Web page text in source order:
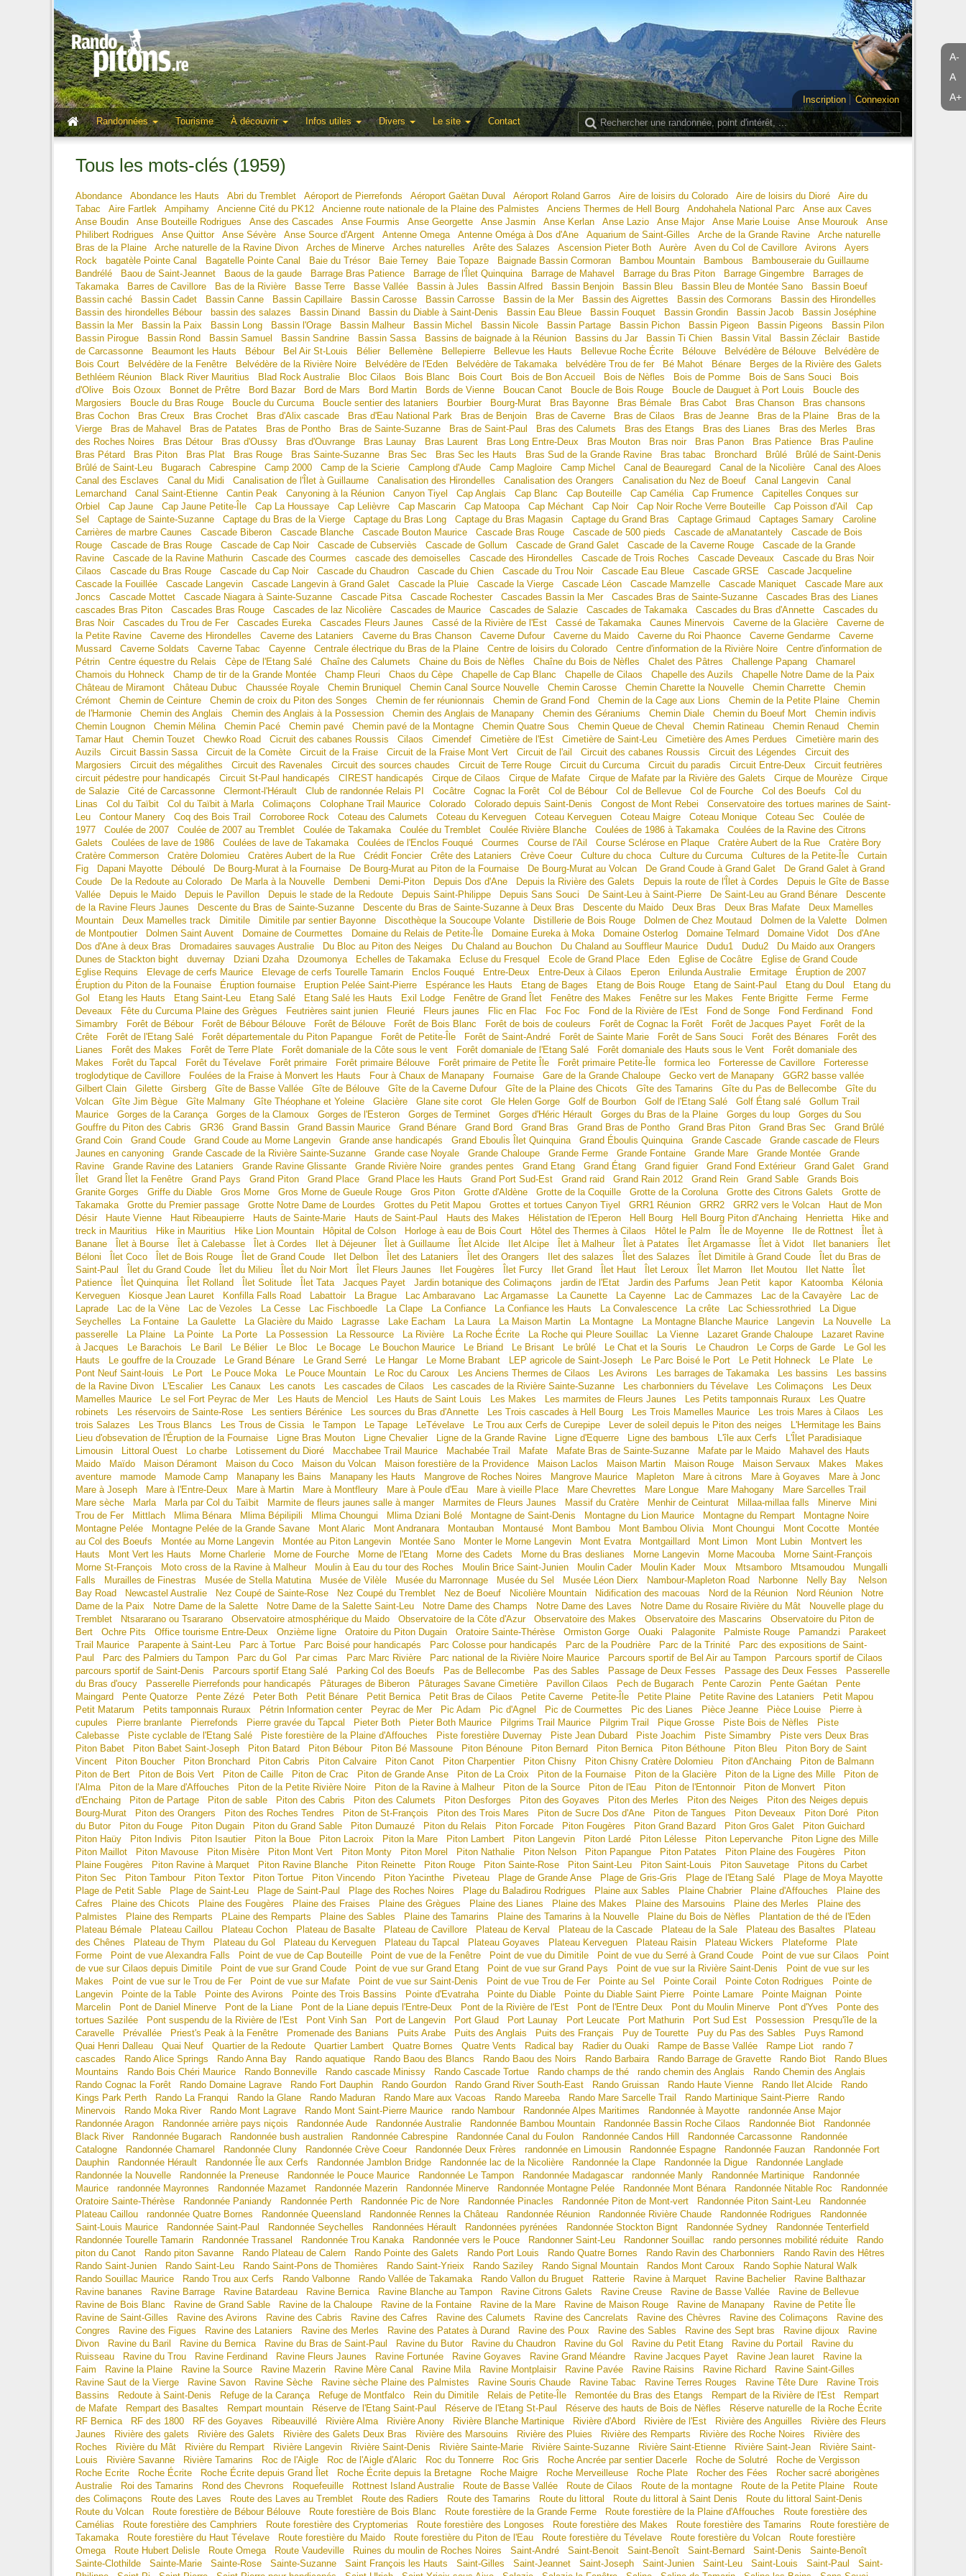
A-
A
A+
Inscription
Connexion
Randonnées
Tourisme À découvrir Infos utiles Divers Le site Contact
Tous les mots-clés (1959)
Abondance Abondance les Hauts Abri du Tremblet Aéroport de Pierrefonds Aéroport Gaëtan Duval Aéroport Roland Garros Aire de loisirs du Colorado Aire de loisirs du Dioré
Aire du
Tabac
Aire Fartlek Ampihamy Ancienne Cité du PK12 Ancienne route nationale de la Plaine des Palmistes Anciens Thermes de Hell Bourg Andohahela National Parc
Anse aux Caves
Anse Boudin
Anse Bouteille Rodrigues Anse des Cascades Anse Fourmis Anse Georgette Anse Jasmin Anse Kerlan Anse Lazio Anse Major Anse Marie Louise Anse Mourouk
Anse
Philibert Rodrigues
Anse Quittor Anse Sévère Anse Source d'Argent Antenne Omega Antenne Oméga à Dos d'Ane Aquarium de Saint-Gilles Arche de la Grande Ravine
Arche naturelle
Bras de la Plaine
Arche naturelle de la Ravine Divon Arches de Minerve Arches naturelles Arête des Salazes Ascension Pieter Both Aurère Aven du Col de Cavillore Avirons
Ayers
Rock
bagatèle Pointe Canal Bagatelle Pointe Canal Baie du Trésor Baie Terney Baie Topaze Baignade Bassin Cormoran Bambou Mountain Bambous
Bambouseraie du Guillaume
Bandrélé
Baou de Saint-Jeannet Baous de la gaude Barrage Bras Patience Barrage de l'Îlet Quinquina Barrage de Mahavel Barrage du Bras Piton Barrage Gingembre
Barrages de
Takamaka
Barres de Cavillore Bas de la Rivière Basse Terre Basse Vallée Bassin à Jules Bassin Alfred Bassin Benjoin Bassin Bleu Bassin Bleu de Montée Sano
Bassin Boeuf
Bassin caché
Bassin Cadet Bassin Canne Bassin Capillaire Bassin Carosse Bassin Carrosse Bassin de la Mer Bassin des Aigrettes Bassin des Cormorans
Bassin des Hirondelles
Bassin des hirondelles Bébour
bassin des salazes Bassin Dinand Bassin du Diable à Saint-Denis Bassin Eau Bleue Bassin Fouquet Bassin Grondin Bassin Jacob
Bassin Joséphine
Bassin la Mer
Bassin la Paix Bassin Long Bassin l'Orage Bassin Malheur Bassin Michel Bassin Nicole Bassin Partage Bassin Pichon Bassin Pigeon Bassin Pigeons
Bassin Pilon
Bassin Pirogue
Bassin Rond Bassin Samuel Bassin Sandrine Bassin Sassa Bassins de baignade à la Réunion Bassins du Jar Bassin Ti Chien Bassin Vital Bassin Zéclair
Bastide
de Carcassonne
Beaumont les Hauts Bébour Bel Air St-Louis Bélier Bellemène Bellepierre Bellevue les Hauts Bellevue Roche Écrite Bélouve Belvédère de Bélouve
Belvédère de
Bois Court
Belvédère de la Fenêtre Belvédère de la Rivière Noire Belvédère de l'Eden Belvédère de Takamaka belvédère Trou de fer Bé Mahot Bénare
Berges de la Rivière des Galets
Bethléem Réunion
Black River Mauritius Blad Rock Australie Bloc Cilaos Bois Blanc Bois Court Bois de Bon Accueil Bois de Nèfles Bois de Pomme Bois de Sans Souci
Bois
d'Olive
Bois Ozoux Bonnet de Prêtre Bord Bazar Bord de Mars Bord Martin Bords de Vienne Boucan Canot Boucle de Bois Rouge Boucle de Dauguet à Port Louis
Boucle des
Margosiers
Boucle du Bras Rouge Boucle du Curcuma Boucle sentier des lataniers Bourbier Bourg-Murat Bras Bayonne Bras Bémale Bras Cabot Bras Chanson
Bras chansons
Bras Cochon
Bras Creux Bras Crochet Bras d'Alix cascade Bras d'Eau National Park Bras de Benjoin Bras de Caverne Bras de Cilaos Bras de Jeanne Bras de la Plaine
Bras de la
Vierge
Bras de Mahavel Bras de Patates Bras de Pontho Bras de Sainte-Suzanne Bras de Saint-Paul Bras des Calumets Bras des Etangs Bras des Lianes Bras des Merles
Bras
des Roches Noires
Bras Détour Bras d'Oussy Bras d'Ouvrange Bras Launay Bras Laurent Bras Long Entre-Deux Bras Mouton Bras noir Bras Panon Bras Patience
Bras Pauline
Bras Pétard
Bras Piton Bras Plat Bras Rouge Bras Sainte-Suzanne Bras Sec Bras Sec les Hauts Bras Sud de la Grande Ravine Bras tabac Bronchard Brûlé
Brûlé de Saint-Denis
Brûlé de Saint-Leu
Bugarach Cabrespine Camp 2000 Camp de la Scierie Camplong d'Aude Camp Magloire Camp Michel Canal de Beauregard Canal de la Nicolière
Canal des Aloes
Canal des Esclaves
Canal du Midi Canalisation de l'Îlet à Guillaume Canalisation des Hirondelles Canalisation des Orangers Canalisation du Nez de Boeuf Canal Langevin
Canal
Lemarchand
Canal Saint-Etienne Cantin Peak Canyoning à la Réunion Canyon Tiyel Cap Anglais Cap Blanc Cap Bouteille Cap Camélia Cap Frumence
Capitelles Conques sur
Orbiel
Cap Jaune Cap Jaune Petite-Île Cap La Houssaye Cap Lelièvre Cap Mascarin Cap Matoopa Cap Méchant Cap Noir Cap Noir Roche Verre Bouteille Cap Poisson d'Ail
Cap
Sel
Captage de Sainte-Suzanne Captage du Bras de la Vierge Captage du Bras Long Captage du Bras Magasin Captage du Grand Bras Captage Grimaud Captages Samary
Caroline
Carrières de marbre Caunes
Cascade Biberon Cascade Blanche Cascade Bouton Maurice Cascade Bras Rouge Cascade de 500 pieds Cascade de aManatantely
Cascade de Bois
Rouge
Cascade de Bras Rouge Cascade de Cap Noir Cascade de Cubserviès Cascade de Gollum Cascade de Grand Galet Cascade de la Caverne Rouge
Cascade de la Grande
Ravine
Cascade de la Ravine Mathurin Cascade des Courmes cascade des demoiselles Cascade des Hirondelles Cascade de Trois Roches Cascade Deveaux
Cascade du Bras Noir
Cilaos
Cascade du Bras Rouge Cascade du Cap Noir Cascade du Chaudron Cascade du Chien Cascade du Trou Noir Cascade Eau Bleue Cascade GRSE
Cascade Jacqueline
Cascade la Fouillée
Cascade Langevin Cascade Langevin à Grand Galet Cascade la Pluie Cascade la Vierge Cascade Léon Cascade Mamzelle Cascade Maniquet
Cascade Mare aux
Joncs
Cascade Mottet Cascade Niagara à Sainte-Suzanne Cascade Pitsa Cascade Rochester Cascades Bassin la Mer Cascades Bras de Sainte-Suzanne
Cascades Bras des Lianes
cascades Bras Piton
Cascades Bras Rouge Cascades de laz Nicolière Cascades de Maurice Cascades de Salazie Cascades de Takamaka Cascades du Bras d'Annette
Cascades du
Bras Noir
Cascades du Trou de Fer Cascades Eureka Cascades Fleurs Jaunes Cassé de la Rivière de l'Est Cassé de Takamaka Caunes Minervois Caverne de la Glacière
Caverne de
la Petite Ravine
Caverne des Hirondelles Caverne des Lataniers Caverne du Bras Chanson Caverne Dufour Caverne du Maido Caverne du Roi Phaonce Caverne Gendarme
Caverne
Mussard
Caverne Soldats Caverne Tabac Cayenne Centrale électrique du Bras de la Plaine Centre de loisirs du Colorado Centre d'information de la Rivière Noire
Centre d'information de
Pétrin
Centre équestre du Relais Cèpe de l'Etang Salé Chaîne des Calumets Chaine du Bois de Nèfles Chaîne du Bois de Nèfles Chalet des Pâtres Challenge Papang
Chamarel
Chamois du Hohneck
Champ de tir de la Grande Montée Champ Fleuri Chaos du Cèpe Chapelle de Cap Blanc Chapelle de Cilaos Chapelle des Auzils
Chapelle Notre Dame de la Paix
Château de Miramont
Château Dubuc Chaussée Royale Chemin Bruniquel Chemin Canal Source Nouvelle Chemin Carosse Chemin Charette la Nouvelle Chemin Charrette
Chemin
Crémont
Chemin de Ceinture Chemin de croix du Piton des Songes Chemin de fer réunionnais Chemin de Grand Fond Chemin de la Cage aux Lions Chemin de la Petite Plaine
Chemin
de l'Harmonie
Chemin des Anglais Chemin des Anglais à la Possession Chemin des Anglais de Manapany Chemin des Géraniums Chemin Diale Chemin du Boeuf Mort
Chemin indivis
Chemin Lougnon
Chemin Mélina Chemin Pacé Chemin pavé Chemin pavé de la Montagne Chemin Quatre Sous Chemin Queue de Cheval Chemin Ratineau Chemin Renaud
Chemin
Tamar Haut
Chemin Touzet Chewko Road Cicruit des cabanes Roussis Cilaos Cimendef Cimetière de l'Est Cimetière de Saint-Leu Cimetière des Ames Perdues
Cimetière marin des
Auzils
Circuit Bassin Sassa Circuit de la Comète Circuit de la Fraise Circuit de la Fraise Mont Vert Circuit de l'ail Circuit des cabanes Roussis Circuit des Légendes
Circuit des
Margosiers
Circuit des mégalithes Circuit des Ravenales Circuit des sources chaudes Circuit de Terre Rouge Circuit du Curcuma Circuit du paradis Circuit Entre-Deux
Circuit feutrières
circuit pédestre pour handicapés
Circuit St-Paul handicapés CIREST handicapés Cirque de Cilaos Cirque de Mafate Cirque de Mafate par la Rivière des Galets Cirque de Mourèze
Cirque
de Salazie
Cité de Carcassonne Clermont-l'Hérault Club de randonnée Relais PI Cocâtre Cognac la Forêt Col de Bébour Col de Bellevue Col de Fourche Col des Boeufs
Col du
Linas
Col du Taïbit Col du Taïbit à Marla Colimaçons Colophane Trail Maurice Colorado Colorado depuis Saint-Denis Congost de Mont Rebei
Conservatoire des tortues marines de Saint-
Leu
Contour Manery Coq des Bois Trail Corroboree Rock Coteau des Calumets Coteau du Kerveguen Coteau Kerveguen Coteau Maigre Coteau Monique Coteau Sec
Coulée de
1977
Coulée de 2007 Coulée de 2007 au Tremblet Coulée de Takamaka Coulée du Tremblet Coulée Rivière Blanche Coulées de 1986 à Takamaka
Coulées de la Ravine des Citrons
Galets
Coulées de lave de 1986 Coulées de lave de Takamaka Coulées de l'Enclos Fouqué Courmes Course de l'Ail Course Sclérose en Plaque Cratère Aubert de la Rue
Cratère Bory
Cratère Commerson
Cratère Dolomieu Cratères Aubert de la Rue Crédit Foncier Crête des Lataniers Crève Coeur Culture du choca Culture du Curcuma Cultures de la Petite-Île
Curtain
Fig
Dapani Mayotte Déboulé De Bourg-Murat à la Fournaise De Bourg-Murat au Piton de la Fournaise De Bourg-Murat au Volcan De Grand Coude à Grand Galet
De Grand Galet à Grand
Coude
De la Redoute au Colorado De Marla à la Nouvelle Dembeni Demi-Piton Depuis Dos d'Ane Depuis la Rivière des Galets Depuis la route de l'Îlet à Cordes
Depuis le Gîte de Basse
Vallée
Depuis le Maido Depuis le Pavillon Depuis le stade de la Redoute Depuis Saint-Philippe Depuis Sans Souci De Saint-Leu à Saint-Pierre De Saint-Leu au Grand Bénare
Descente
de la Ravine Fleurs Jaunes
Descente du Bras de Sainte-Suzanne Descente du Bras de Sainte-Suzanne à Deux Bras Descente du Maido Deux Bras Deux Bras Mafate
Deux Mamelles
Mountain
Deux Mamelles track Dimitile Dimitile par sentier Bayonne Discothèque la Soucoupe Volante Distillerie de Bois Rouge Dolmen de Chez Moutaud Dolmen de la Valette
Dolmen
de Montpoutier
Dolmen Saint Auvent Domaine de Courmettes Domaine du Relais de Petite-Île Domaine Eureka à Moka Domaine Osterlog Domaine Telmard Domaine Vidot
Dos d'Ane
Dos d'Ane à deux Bras
Dromadaires sauvages Australie Du Bloc au Piton des Neiges Du Chaland au Bouchon Du Chaland au Souffleur Maurice Dudu1 Dudu2
Du Maido aux Orangers
Dunes de Stackton bight
duvernay Dziani Dzaha Dzoumonya Echelles de Takamaka Ecluse du Fresquel Ecole de Grand Place Eden Eglise de Cocâtre
Eglise de Grand Coude
Eglise Requins
Elevage de cerfs Maurice Elevage de cerfs Tourelle Tamarin Enclos Fouqué Entre-Deux Entre-Deux à Cilaos Eperon Erilunda Australie Ermitage
Éruption de 2007
Éruption du Piton de la Founaise
Éruption fournaise Eruption Pelée Saint-Pierre Espérance les Hauts Etang de Bages Etang de Bois Rouge Etang de Saint-Paul Etang du Doul
Etang du
Gol
Etang les Hauts Etang Saint-Leu Etang Salé Etang Salé les Hauts Exil Lodge Fenêtre de Grand Îlet Fenêtre des Makes Fenêtre sur les Makes Fente Brigitte Ferme
Ferme
Deveaux
Fête du Curcuma Plaine des Grègues Feutrières saint junien Fleurié Fleurs jaunes Flic en Flac Foc Foc Fond de la Rivière de l'Est Fond de Songe Fond Ferdinand
Fond
Simambry
Forêt de Bébour Forêt de Bébour Bélouve Forêt de Bélouve Forêt de Bois Blanc Forêt de bois de couleurs Forêt de Cognac la Forêt Forêt de Jacques Payet
Forêt de la
Crête
Forêt de l'Etang Salé Forêt départementale du Piton Papangue Forêt de Petite-Île Forêt de Saint-André Forêt de Sainte Marie Forêt de Sans Souci Forêt des Bénares
Forêt des
Lianes
Forêt des Makes Forêt de Terre Plate Forêt domaniale de la Côte sous le vent Forêt domaniale de l'Etang Salé Forêt domaniale des Hauts sous le Vent
Forêt domaniale des
Makes
Forêt du Tapcal Forêt du Tévelave Forêt primaire Forêt primaire Bélouve Forêt primaire de Petite Île Forêt primaire Petite-Île formica leo Forteresse de Cavillore
Forteresse
troglodytique de Cavillore
Foulées de la Fraise à Monvert les Hauts Four à Chaux de Manapany Fournaise Gare de la Grande Chaloupe Gecko vert de Manapany
GGR2 basse vallée
Gilbert Clain
Gilette Girsberg Gîte de Basse Vallée Gîte de Bélouve Gîte de la Caverne Dufour Gîte de la Plaine des Chicots Gîte des Tamarins Gîte du Pas de Bellecombe
Gîte du
Volcan
Gîte Jim Bègue Gîte Malmany Gîte Théophane et Yoleine Glacière Glane site corot Gle Helen Gorge Golf de Bourbon Golf de l'Etang Salé Golf Étang salé
Gollum Trail
Maurice
Gorges de la Carança Gorges de la Clamoux Gorges de l'Esteron Gorges de Terminet Gorges d'Héric Hérault Gorges du Bras de la Plaine Gorges du loup
Gorges du Sou
Gouffre du Piton des Cabris
GR36 Grand Bassin Grand Bassin Maurice Grand Bénare Grand Bord Grand Bras Grand Bras de Pontho Grand Bras Piton Grand Bras Sec
Grand Brûlé
Grand Coin
Grand Coude Grand Coude au Morne Langevin Grande anse handicapés Grand Eboulis Îlet Quinquina Grand Éboulis Quinquina Grande Cascade
Grande cascade de Fleurs
Jaunes en canyoning
Grande Cascade de la Rivière Sainte-Suzanne Grande case Noyale Grande Chaloupe Grande Ferme Grande Fontaine Grande Mare Grande Montée
Grande
Ravine
Grande Ravine des Lataniers Grande Ravine Glissante Grande Rivière Noire grandes pentes Grand Etang Grand Étang Grand figuier Grand Fond Extérieur Grand Galet
Grand
Îlet
Grand Îlet la Fenêtre Grand Pays Grand Piton Grand Place Grand Place les Hauts Grand Port Sud-Est Grand raid Grand Rain 2012 Grand Rein Grand Sable
Grands Bois
Granite Gorges
Griffe du Diable Gros Morne Gros Morne de Gueule Rouge Gros Piton Grotte d'Aldène Grotte de la Coquille Grotte de la Coroluna Grotte des Citrons Galets
Grotte de
Takamaka
Grotte du Premier passage Grotte Notre Dame de Lourdes Grottes du Petit Mapou Grottes et tortues Canyon Tiyel GRR1 Réunion GRR2 GRR2 vers le Volcan
Haut de Mon
Désir
Haute Vienne Haut Ribeaupierre Hauts de Sainte-Marie Hauts de Saint-Paul Hauts des Makes Hélistation de l'Eperon Hell Bourg Hell Bourg Piton d'Anchaing Henrietta
Hike and
treck in Mauritius
Hike in Mauritius Hike Lion Mountain Hôpital de Colson Horloge à eau de Bois Court Hôtel des Thermes à Cilaos Hôtel le Palm Île de Moyenne Ile de Rottnest
Îlet à
Banane
Îlet à Bourse Îlet à Calebasse Îlet à Cordes Ilet à Déjeuner Îlet à Guillaume Îlet Alcide Ilet Alcipe Îlet à Malheur Îlet à Patates Îlet Argamasse Îlet à Vidot Ilet bananiers
Îlet
Béloni
Îlet Coco Îlet de Bois Rouge Îlet de Grand Coude Ilet Delbon Îlet des Lataniers Îlet des Orangers Ilet des salazes Îlet des Salazes Îlet Dimitile à Grand Coude
Îlet du Bras de
Saint-Paul
Îlet du Grand Coude Îlet du Milieu Îlet du Noir Mort Îlet Fleurs Jaunes Ilet Fougères Îlet Furcy Ilet Grand Îlet Haut Îlet Leroux Îlet Marron Ilet Moutou Ilet Natte
Îlet
Patience
Îlet Quinquina Îlet Rolland Îlet Solitude Îlet Tata Jacques Payet Jardin botanique des Colimaçons jardin de l'Etat Jardin des Parfums Jean Petit kapor Katoomba
Kélonia
Kerveguen
Kiosque Jean Lauret Konfilla Falls Road Labattoir La Brague Lac Ambaravano Lac Argamasse La Caunette La Cayenne Lac de Cammazes Lac de la Cavayère
Lac de
Laprade
Lac de la Vène Lac de Vezoles La Cesse Lac Fischboedle La Clape La Confiance La Confiance les Hauts La Convalescence La crête Lac Schiessrothried
La Digue
Seychelles
La Fontaine La Gaulette La Glacière du Maido Lagrasse Lake Eacham La Laura La Maison Martin La Montagne La Montagne Blanche Maurice Langevin La Nouvelle
La
passerelle
La Plaine La Pointe La Porte La Possession La Ressource La Rivière La Roche Écrite La Roche qui Pleure Souillac La Vienne Lazaret Grande Chaloupe
Lazaret Ravine
à Jacques
Le Barachois Le Baril Le Bélier Le Bloc Le Bocage Le Bouchon Maurice Le Briand Le Brisant Le brûlé Le Chat et la Souris Le Chaudron Le Corps de Garde
Le Gol les
Hauts
Le gouffre de la Crouzade Le Grand Bénare Le Grand Serré Le Hangar Le Morne Brabant LEP agricole de Saint-Joseph Le Parc Boisé le Port Le Petit Hohneck Le Plate
Le
Pont Neuf Saint-louis
Le Port Le Pouce Moka Le Pouce Mountain Le Roc du Caroux Les Anciens Thermes de Cilaos Les Avirons Les barrages de Takamaka Les bassins
Les bassins
de la Ravine Divon
L'Escalier Les Canaux Les canots Les cascades de Cilaos Les cascades de la Rivière Sainte-Suzanne Les charbonniers du Tévelave Les Colimaçons
Les Deux
Mamelles Maurice
Le sel Fort Peyrac de Mer Les Hauts de Menciol Les Hauts de Saint Louis Les Makes Les marmites de Fleurs Jaunes Les Petits tamponnais Ruraux
Les Quatre
robinets
Les réservoirs de Sainte-Rose Les sentiers Bérénice Les sources du Bras d'Annette Les Trois cascades à Hell Bourg Les Trois Mamelles Maurice Les trois Mares à Cilaos
Les
trois Salazes
Les Trous Blancs Les Trous de Cissia le Tampon Le Tapage LeTévelave Le Trou aux Cerfs de Curepipe Lever de soleil depuis le Piton des neiges
L'Hermitage les Bains
Lieu d'obsevation de l'Éruption de la Fournaise
Ligne Bras Mouton Ligne Chevalier Ligne de la Grande Ravine Ligne d'Equerre Ligne des bambous L'île aux Cerfs
L'Îlet Paradisiaque
Limousin
Littoral Ouest Lo charbe Lotissement du Dioré Macchabee Trail Maurice Machabée Trail Mafate Mafate Bras de Sainte-Suzanne Mafate par le Maido
Mahavel des Hauts
Maido
Maïdo Maison Déramont Maison du Coco Maison du Volcan Maison forestière de la Providence Maison Laclos Maison Martin Maison Rouge Maison Servaux Makes
Makes
aventure
mamode Mamode Camp Manapany les Bains Manapany les Hauts Mangrove de Roches Noires Mangrove Maurice Mapleton Mare à citrons Mare à Goyaves
Mare à Jonc
Mare à Joseph
Mare à l'Entre-Deux Mare à Martin Mare à Montfleury Mare à Poule d'Eau Mare à vieille Place Mare Chevrettes Mare Longue Mare Mahogany
Mare Sarcelles Trail
Mare sèche
Marla Marla par Col du Taïbit Marmite de fleurs jaunes salle à manger Marmites de Fleurs Jaunes Massif du Cratère Menhir de Ceinturat Millaa-millaa falls Minerve
Mini
Trou de Fer
Mittlach Mlima Bénara Mlima Bépilipili Mlima Choungui Mlima Dziani Bolé Montagne de Saint-Denis Montagne du Lion Maurice Montagne du Rempart
Montagne Noire
Montagne Pelée
Montagne Pelée de la Grande Savane Mont Alaric Mont Andranara Montauban Montausé Mont Bambou Mont Bambou Olivia Mont Choungui Mont Cocotte
Montée
au Col des Boeufs
Montée au Morne Langevin Montée au Piton Langevin Montée Sano Monter le Morne Langevin Mont Evatra Montgaillard Mont Limon Mont Lubin
Montvert les
Hauts
Mont Vert les Hauts Morne Charlerie Morne de Fourche Morne de l'Etang Morne des Cadets Morne du Bras deslianes Morne Langevin Morne Macouba
Morne Saint-François
Morne St-François
Moto cross de la Ravine à Malheur Moulin à Eau du tour des Roches Moulin Brice Saint-Junien Moulin Cader Moulin Kader Moux Mtsamboro Mtsamoudou
Mungalli
Falls
Murailles de Finestras Musée de Stella Matutina Musée de Vilèle Musée du Marronnage Musée du Sel Musée Léon Dierx Nambour-Mapleton Road Narbonne Nelly Bay
Nelson
Bay Road
Newcastel Australie Nez Coupé de Sainte-Rose Nez Coupé du Tremblet Nez de Boeuf Nicolière Mountain Nidification des macouas Nord de la Réunion Nord Réunion
Notre
Dame de la Paix
Notre Dame de la Salette Notre Dame de la Salette Saint-Leu Notre Dame des Champs Notre Dame des Laves Notre Dame du Rosaire Rivière du Mât
Nouvelle plage du
Tremblet
Ntsararano ou Tsararano Observatoire atmosphérique du Maido Observatoire de la Côte d'Azur Observatoire des Makes Observatoire des Mascarins
Observatoire du Piton de
Bert
Ochre Pits Office tourisme Entre-Deux Onzième ligne Oratoire du Piton Dugain Oratoire Sainte-Thérèse Ormiston Gorge Ouaki Palagonite Palmiste Rouge Pamandzi
Parakeet
Trail Maurice
Parapente à Saint-Leu Parc à Tortue Parc Boisé pour handicapés Parc Colosse pour handicapés Parc de la Poudrière Parc de la Trinité
Parc des expositions de Saint-
Paul
Parc des Palmiers du Tampon Parc du Gol Par cimas Parc Marc Rivière Parc national de la Rivière Noire Maurice Parcours sportif de Bel Air au Tampon
Parcours sportif de Cilaos
parcours sportif de Saint-Denis
Parcours sportif Etang Salé Parking Col des Boeufs Pas de Bellecombe Pas des Sables Passage de Deux Fesses Passage des Deux Fesses
Passerelle
du Bras d'oucy
Passerelle Pierrefonds pour handicapés Pâturages de Biberon Pâturages Savane Cimetière Pavillon Cilaos Pech de Bugarach Pente Carozin Pente Gaétan
Pente
Maingard
Pente Quatorze Pente Zézé Peter Both Petit Bénare Petit Bernica Petit Bras de Cilaos Petite Caverne Petite-Île Petite Plaine Petite Ravine des Lataniers
Petit Mapou
Petit Matarum
Petits tamponnais Ruraux Pétrin Information center Peyrac de Mer Pic Adam Pic d'Agnel Pic de Courmettes Pic des Lianes Pièce Jeanne Pièce Louise
Pierre à
cupules
Pierre branlante Pierrefonds Pierre gravée du Tapcal Pieter Both Pieter Both Maurice Pilgrims Trail Maurice Pilgrim Trail Pique Grosse Piste Bois de Nèfles
Piste
Calebasse
Piste cyclable de l'Etang Salé Piste forestière de la Plaine d'Affouches Piste forestière Duvernay Piste Jean Dubard Piste Joachim Piste Simambry
Piste vers Deux Bras
Piton Babet
Piton Babet Saint-Joseph Piton Batard Piton Bébour Piton Bé Massoune Piton Bénoune Piton Bernard Piton Bernica Piton Béthoune Piton Bleu
Piton Bory de Saint
Vincent
Piton Boucher Piton Bronchard Piton Cabris Piton Calvaire Piton Canot Piton Charpentier Piton Chisny Piton Chisny Cratère Dolomieu Piton d'Anchaing
Piton de Balmann
Piton de Bert
Piton de Bois Vert Piton de Caille Piton de Crac Piton de Grande Anse Piton de La Croix Piton de la Fournaise Piton de la Glacière Piton de la Ligne des Mille
Piton de
l'Alma
Piton de la Mare d'Affouches Piton de la Petite Rivière Noire Piton de la Ravine à Malheur Piton de la Source Piton de l'Eau Piton de l'Entonnoir Piton de Monvert
Piton
d'Enchaing
Piton de Partage Piton de sable Piton des Cabris Piton des Calumets Piton Desforges Piton des Goyaves Piton des Merles Piton des Neiges
Piton des Neiges depuis
Bourg-Murat
Piton des Orangers Piton des Roches Tendres Piton de St-François Piton des Trois Mares Piton de Sucre Dos d'Ane Piton de Tangues Piton Deveaux Piton Doré
Piton
du Butor
Piton du Fouge Piton Dugain Piton du Grand Sable Piton Dumauzé Piton du Relais Piton Forcade Piton Fougères Piton Grand Bazard Piton Gros Galet
Piton Guichard
Piton Haüy
Piton Indivis Piton Isautier Piton la Boue Piton Lacroix Piton la Mare Piton Lambert Piton Langevin Piton Lardé Piton Lélesse Piton Lepervanche
Piton Ligne des Mille
Piton Maillot
Piton Mavouse Piton Misère Piton Mont Vert Piton Monty Piton Morel Piton Nathalie Piton Nelson Piton Papangue Piton Patates Piton Plaine des Fougères
Piton
Plaine Fougères
Piton Ravine à Marquet Piton Ravine Blanche Piton Reinette Piton Rouge Piton Sainte-Rose Piton Saint-Leu Piton Saint-Louis Piton Sauvetage
Pitons du Carbet
Piton Sec
Piton Tambour Piton Textor Piton Tortue Piton Vincendo Piton Yacinthe Piveteau Plage de Grande Anse Plage de Gris-Gris Plage de l'Etang Salé
Plage de Moya Mayotte
Plage de Petit Sable
Plage de Saint-Leu Plage de Saint-Paul Plage des Roches Noires Plage du Baladirou Rodrigues Plaine aux Sables Plaine Chabrier Plaine d'Affouches
Plaine des
Cafres
Plaine des Chicots Plaine des Fougères Plaine des Fraises Plaine des Grègues Plaine des Lianes Plaine des Makes Plaine des Marsouins Plaine des Merles
Plaine des
Palmistes
Plaine des Remparts PLaine des Remparts Plaine des Sables Plaine des Tamarins Plaine des Tamarins à la Nouvelle Plaine du Bois de Nèfles
Plantation de thé de l'Eden
Plateau Bémale
Plateau Caillou Plateau Cochon Plateau de Basalte Plateau de Cavillore Plateau de Kerval Plateau de la Cascade Plateau de la Sale Plateau des Basaltes
Plateau
des Chênes
Plateau de Thym Plateau du Gol Plateau du Kerveguen Plateau du Tapcal Plateau Goyaves Plateau Kerveguen Plateau Raisin Plateau Wickers Plateforme
Plate
Forme
Point de vue Alexandra Falls Point de vue de Cap Bouteille Point de vue de la Fenêtre Point de vue du Dimitile Point de vue du Serré à Grand Coude Point de vue sur Cilaos
Point
de vue sur Cilaos depuis Dimitile
Point de vue sur Grand Coude Point de vue sur Grand Etang Point de vue sur Grand Pays Point de vue sur la Rivière Saint-Denis
Point de vue sur les
Makes
Point de vue sur le Trou de Fer Point de vue sur Mafate Point de vue sur Saint-Denis Point de vue Trou de Fer Pointe au Sel Pointe Corail Pointe Coton Rodrigues
Pointe de
Langevin
Pointe de la Table Pointe des Avirons Pointe des Trois Bassins Pointe d'Evatraha Pointe du Diable Pointe du Diable Saint Pierre Pointe Lamare Pointe Maignan
Pointe
Marcelin
Pont de Daniel Minerve Pont de la Liane Pont de la Liane depuis l'Entre-Deux Pont de la Rivière de l'Est Pont de l'Entre Deux Pont du Moulin Minerve Pont d'Yves
Ponte des
tortues Sazilée
Pont suspendu de la Rivière de l'Est Pont Vinh San Port de Langevin Port Glaud Port Launay Port Leucate Port Mathurin Port Sud Est Possession
Presqu'île de la
Caravelle
Prévallée Priest's Peak à la Fenêtre Promenade des Banians Puits Arabe Puits des Anglais Puits des Français Puy de Tourette Puy du Pas des Sables
Puys Ramond
Quai Henri Dalleau
Quai Neuf Quartier de la Redoute Quartier Lambert Quatre Bornes Quatre Vents Radical bay Radier du Ouaki Rampe de Basse Vallée Rampe Liot
rando 7
cascades
Rando Alice Springs Rando Anna Bay Rando aquatique Rando Baou des Blancs Rando Baou des Noirs Rando Barbaira Rando Barrage de Gravette Rando Biot
Rando Blues
Mountains
Rando Bois Chéri Maurice Rando Bonneville Rando cascade Minissy Rando Cascade Tortue Rando champs de thé rando chemin des Anglais
Rando Chemin des Anglais
Rando Cognac la Forêt
Rando Domaine Lagrave Rando Fort Dauphin Rando Gourdon Rando Grand River South-East Rando Gruissan Rando Haute Vienne Rando Ilet Alcide
Rando
Kings Park Perth
Rando La Franqui Rando la Glane Rando Maduran Rando Mare aux Vacoas Rando Mareeba Rando Mare Sarcelle Trail Rando Martinique Saint-Pierre
Rando
Minervois
Rando Moka River Rando Mont Lagrave Rando Mont Saint-Pierre Maurice rando Nambour Randonnée Alpes Maritimes Randonnée à Mayotte
randonnée Anse Major
Randonnée Aragon
Randonnée arrière pays niçois Randonnée Aude Randonnée Australie Randonnée Bambou Mountain Randonnée Bassin Roche Cilaos Randonnée Biot
Randonnée
Black River
Randonnée Bugarach Randonnée bush australien Randonnée Cabrespine Randonnée Canal du Foulon Randonnée Candos Hill Randonnée Carcassonne
Randonnée
Catalogne
Randonnée Chamarel Randonnée Cluny Randonnée Crève Coeur Randonnée Deux Frères randonnée en Limousin Randonnée Espagne Randonnée Fauzan
Randonnée Fort
Dauphin
Randonnée Hérault Randonnée Île aux Cerfs Randonnée Jamblon Bridge Randonnée lac de la Nicolière Randonnée la Clape Randonnée la Digue
Randonnée Langlade
Randonnée la Nouvelle
Randonnée la Preneuse Randonnée le Pouce Maurice Randonnée Le Tampon Randonnée Madagascar randonnée Manly Randonnée Martinique
Randonnée
Maurice
randonnée Mayronnes Randonnée Mazamet Randonnée Mazerin Randonnée Minerve Randonnée Montagne Pelée Randonnée Mont Bénara Randonnée Nitable Roc
Randonnée
Oratoire Sainte-Thérèse
Randonnée Paniandy Randonnée Perth Randonnée Pic de Nore Randonnée Pinacles Randonnée Piton de Mont-vert Randonnée Piton Saint-Leu
Randonnée
Plateau Caillou
randonnée Quatre Bornes Randonnée Queensland Randonnée Rennes la Château Randonnée Réunion Randonnée Rivière Chaude Randonnée Rodrigues
Randonnée
Saint-Louis Maurice
Randonnée Saint-Paul Randonnée Seychelles Randonnées Hérault Randonnées pyrénées Randonnée Stockton Bignt Randonnée Sydney
Randonnée Tenterfield
Randonnée Tourelle Tamarin
Randonnée Trassanel Randonnée Trou Kanaka Randonnée vers le Pouce Randonner Saint-Leu Randonner Souillac rando personnes mobilité réduite
Rando
piton du Canot
Rando piton Savanne Rando Plateau de Calern Rando Pointe des Galets Rando Port Louis Rando Quatre Bornes Rando Ravin des Charbonniers
Rando Ravin des Hêtres
Rando Saint-Junien
Rando Saint-Leu Rando Saint-Pons de Thomières Rando Saint-Yrieix Rando Saziley Rando Signal Mountain Randos Mont Caroux
Rando Sophie Natural Walk
Rando Souillac Maurice
Rando Trou aux Cerfs Rando Valbonne Rando Vallée de Takamaka Rando Vallon du Bruguet Ratterie Ravine à Marquet Ravine Bachelier
Ravine Balthazar
Ravine bananes
Ravine Barrage Ravine Batardeau Ravine Bernica Ravine Blanche au Tampon Ravine Citrons Galets Ravine Creuse Ravine de Basse Vallée
Ravine de Bellevue
Ravine de Bois Blanc
Ravine de Grand Sable Ravine de la Chaloupe Ravine de la Fontaine Ravine de la Mare Ravine de Maison Rouge Ravine de Manapany
Ravine de Petite Île
Ravine de Saint-Gilles
Ravine des Avirons Ravine des Cabris Ravine des Cafres Ravine des Calumets Ravine des Cancrelats Ravine des Chèvres Ravine des Colimaçons
Ravine des
Congres
Ravine des Figues Ravine des Lataniers Ravine des Merles Ravine des Patates à Durand Ravine des Poux Ravine des Sables Ravine des Sept bras Ravine dijoux
Ravine
Divon
Ravine du Baril Ravine du Bernica Ravine du Bras de Saint-Paul Ravine du Butor Ravine du Chaudron Ravine du Gol Ravine du Petit Etang Ravine du Portail
Ravine du
Ruisseau
Ravine du Trou Ravine Ferdinand Ravine Fleurs Jaunes Ravine Fortunée Ravine Goyaves Ravine Grand Méandre Ravine Jacques Payet Ravine Jean lauret
Ravine la
Faim
Ravine la Plaine Ravine la Source Ravine Mazerin Ravine Mère Canal Ravine Mila Ravine Montplaisir Ravine Pavée Ravine Raisins Ravine Richard
Ravine Saint-Gilles
Ravine Saut de la Vierge
Ravine Savon Ravine Sèche Ravine sèche Plaine des Palmistes Ravine Souris Chaude Ravine Tabac Ravine Terres Rouges Ravine Tête Dure
Ravine Trois
Bassins
Redoute à Saint-Denis Refuge de la Carança Refuge de Montfalco Rein du Dimitile Relais de Petite-Île Remontée du Bras des Etangs Rempart de la Rivière de l'Est
Rempart
de Mafate
Rempart des Basaltes Rempart mountain Réserve de l'Etang Saint-Paul Réserve de l'Etang St-Paul Réserve des hauts de Bois de Nèfles
Réserve naturelle de la Roche Écrite
RF Bernica
RF des 1800 RF des Goyaves Ribeauvillé Rivière Alma Rivière Anony Rivière Blanche Martinique Rivière d'Abord Rivière de l'Est Rivière des Anguilles
Rivière des Fleurs
Jaunes
Rivière des galets Rivière des Galets Rivière des Galets Deux Bras Rivière des Marsouins Rivière des Pluies Rivière des Remparts Rivière des Roche Noires
Rivière des
Roches
Rivière du Mât Rivière du Rempart Rivière Langevin Rivière Saint-Denis Rivière Sainte-Marie Rivière Sainte-Suzanne Rivière Saint-Etienne Rivière Saint-Jean
Rivière Saint-
Louis
Rivière Savanne Rivière Tamarins Roc de l'Aigle Roc de l'Aigle d'Alaric Roc du Tonnerre Roc Gris Roche Ancrée par sentier Dacerle Roche de Solutré
Roche de Vergisson
Roche Ecrite
Roche Écrite Roche Écrite depuis Grand Îlet Roche Écrite depuis la Bretagne Roche Maigre Roche Merveilleuse Roche Plate Rocher des Fées
Rocher sacré aborigènes
Australie
Roi des Tamarins Rond des Chevrons Roquefeuille Rottnest Island Australie Route de Basse Vallée Route de Cilaos Route de la montagne Route de la Petite Plaine
Route
des Colimaçons
Route des Laves Route des Laves au Tremblet Route des Radiers Route des Tamarins Route du littoral Route du littoral à Saint Denis
Route du littoral Saint-Denis
Route du Volcan
Route forestière de Bébour Bélouve Route forestière de Bois Blanc Route forestière de la Grande Ferme Route forestière de la Plaine d'Affouches
Route forestière des
Camélias
Route forestière des Camphriers Route forestière des Cryptomerias Route forestière des Longoses Route forestière des Makes Route forestière des Tamarins
Route forestière de
Takamaka
Route forestière du Haut Tévelave Route forestière du Maido Route forestière du Piton de l'Eau Route forestière du Tévelave Route forestière du Volcan
Route forestière
Omega
Route Hubert Delisle Route Omega Route Vaudeville Ruines du moulin de Roches Noires Saint-André Saint-Benoit Saint-Benoît Saint-Bernard Saint-Denis
Sainte-Benoît
Sainte-Clothilde
Sainte-Marie Sainte-Rose Sainte-Suzanne Saint François les Hauts Saint-Gilles Saint-Jeannet Saint-Joseph Saint-Junien Saint-Leu Saint-Louis Saint-Paul
Saint-